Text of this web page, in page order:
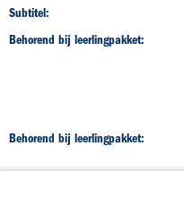
Subtitel:
Behorend bij leerlingpakket:
Behorend bij leerlingpakket: